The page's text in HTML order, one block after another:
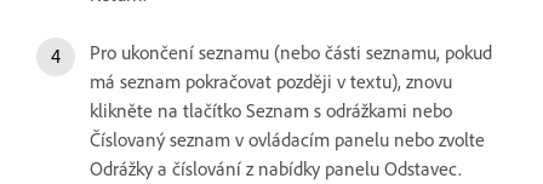
Pro ukončení seznamu (nebo části seznamu, pokud
má seznam pokračovat později v textu), znovu
klikněte na tlačítko Seznam s odrážkami nebo
Číslovaný seznam v ovládacím panelu nebo zvolte
Odrážky a číslování z nabídky panelu Odstavec.